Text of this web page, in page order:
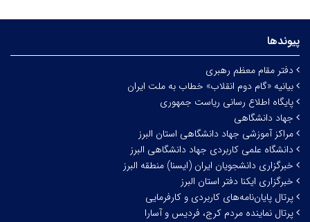
پیوندها
دفتر مقام معظم رهبری
بیانیه «گام دوم انقلاب» خطاب به ملت ایران
پایگاه اطلاع رسانی ریاست جمهوری
جهاد دانشگاهی
مراکز آموزشی جهاد دانشگاهی استان البرز
دانشگاه علمی کاربردی جهاد دانشگاهی البرز
خبرگزاری دانشجویان ایران (ایسنا) منطقه البرز
خبرگزاری ایکنا دفتر استان البرز
پرتال پایان‌نامه‌های کاربردی و کارفرمایی
پرتال نماینده مردم کرج، فردیس و آسارا